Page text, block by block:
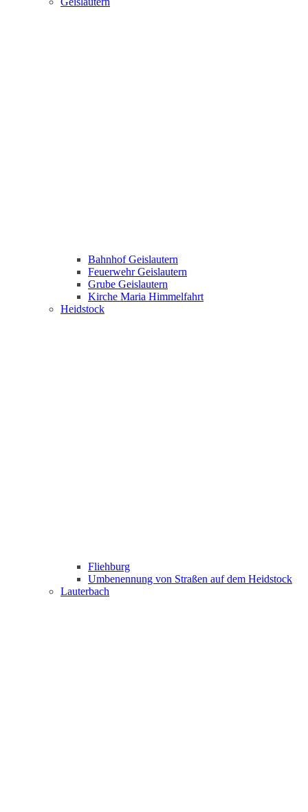
Bahnhof Geislautern
Feuerwehr Geislautern
Grube Geislautern
Kirche Maria Himmelfahrt
Heidstock
Fliehburg
Umbenennung von Straßen auf dem Heidstock
Lauterbach